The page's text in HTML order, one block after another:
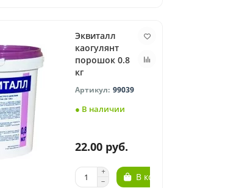
Эквиталл
каогулянт
порошок 0.8
кг
99039
● В наличии
22.00 руб.
В корзину